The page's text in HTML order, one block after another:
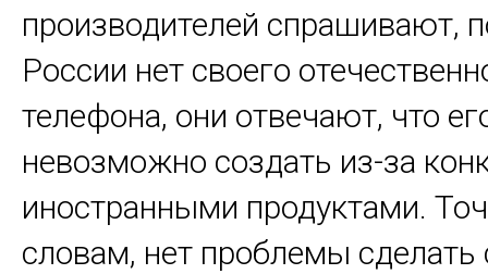
производителей спрашивают,
России нет своего
телефона, они отвечают, что
невозможно создать из-за
иностранными продуктами.
словам, нет проблемы сделать